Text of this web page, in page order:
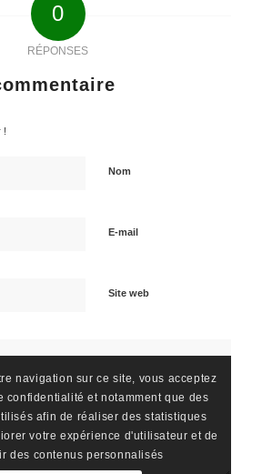
0
RÉPONSES
!
Nom
E-mail
Site web
navigation sur ce site, vous acceptez
confidentialité et notamment que des
afin de réaliser des statistiques
votre expérience d'utilisateur et de
des contenus personnalisés